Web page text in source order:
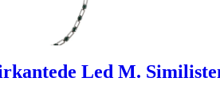
Led M.